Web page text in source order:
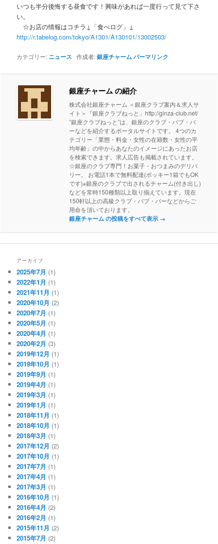
いつも半分後悔する昼食です！興味があれば一度行って見て下さ
い。
☆お店の情報はコチラ↓「食べログ」↓
http://r.tabelog.com/tokyo/A1301/A130101/13002503/
カテゴリー: ニュース 作成者:銀座チャームパーマリンク
銀座チャーム の紹介
株式会社銀座チャーム ＜銀座クラブ案内＆求人サ
イト＞『銀座クラブねっと」http://ginza-club.net/
”銀座クラブねっと”は、銀座のクラブ・パブ・バ
ーなどを紹介するポータルサイトです。 4つのカ
テゴリー「業態・料金・女性の在籍数・女性の平
均年齢」の中からあなたのイメージにあったお店
を検索できます。求人広告も掲載されています。
☆銀座のクラブ専門！お菓子・おつまみのデリバ
リー。 お電話1本で無料配達(ポッキー1箱でもOK
です)※銀座のクラブで出されるチャーム(付き出し)
などを常時150種類以上取り揃えています。現在
150軒以上の高級クラブ・パブ・バーなどからご
用命を頂いております。
銀座チャーム の投稿をすべて表示 →
アーカイブ
2025年7月 (1)
2022年1月 (1)
2021年11月 (1)
2020年10月 (2)
2020年7月 (1)
2020年5月 (1)
2020年4月 (1)
2020年2月 (3)
2019年12月 (1)
2019年10月 (1)
2019年9月 (1)
2019年4月 (1)
2019年3月 (1)
2019年1月 (1)
2018年11月 (1)
2018年10月 (1)
2018年3月 (1)
2017年12月 (2)
2017年10月 (1)
2017年7月 (1)
2017年4月 (1)
2017年3月 (1)
2016年10月 (1)
2016年4月 (2)
2016年2月 (1)
2015年11月 (2)
2015年7月 (2)